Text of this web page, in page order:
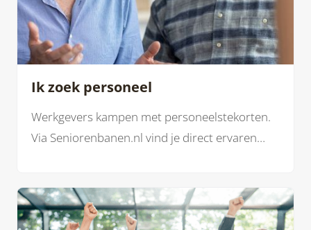
Ik zoek personeel
Werkgevers kampen met personeelstekorten.
Via Seniorenbanen.nl vind je direct ervaren
vandaag met werven.